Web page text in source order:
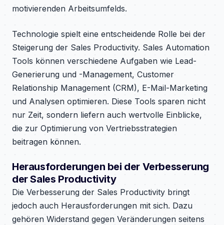
motivierenden Arbeitsumfelds.
Technologie spielt eine entscheidende Rolle bei der
Steigerung der Sales Productivity. Sales Automation
Tools können verschiedene Aufgaben wie Lead-
Generierung und -Management, Customer
Relationship Management (CRM), E-Mail-Marketing
und Analysen optimieren. Diese Tools sparen nicht
nur Zeit, sondern liefern auch wertvolle Einblicke,
die zur Optimierung von Vertriebsstrategien
beitragen können.
Herausforderungen bei der Verbesserung
der Sales Productivity
Die Verbesserung der Sales Productivity bringt
jedoch auch Herausforderungen mit sich. Dazu
gehören Widerstand gegen Veränderungen seitens